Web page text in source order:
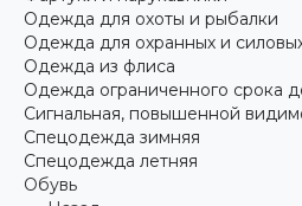
Одежда для охоты и рыбалки
Одежда для охранных и
Одежда из флиса
Одежда ограниченного срока
Сигнальная, повышенной
Спецодежда зимняя
Спецодежда летняя
Обувь